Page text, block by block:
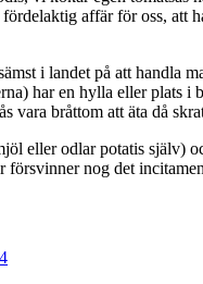
affär för oss, att
i landet på att handla
har en hylla eller
vara bråttom att äta då
eller odlar potatis
nog det